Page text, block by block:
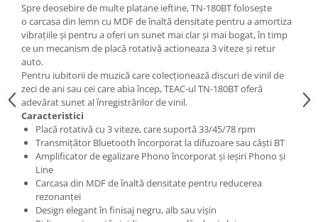
Spre deosebire de multe platane ieftine, TN-180BT folosește
o carcasa din lemn cu MDF de înaltă densitate pentru a amortiza
vibrațiile și pentru a oferi un sunet mai clar și mai bogat, în timp
ce un mecanism de placă rotativă actioneaza 3 viteze și retur
auto.
Pentru iubitorii de muzică care colecționează discuri de vinil de
zeci de ani sau cei care abia încep, TEAC-ul TN-180BT oferă
adevărat sunet al înregistrărilor de vinil.
Caracteristici
Placă rotativă cu 3 viteze, care suportă 33/45/78 rpm
Transmițător Bluetooth încorporat la difuzoare sau căști BT
Amplificator de egalizare Phono încorporat și ieșiri Phono și
Line
Carcasa din MDF de înaltă densitate pentru reducerea
rezonanței
Design elegant în finisaj negru, alb sau vișin